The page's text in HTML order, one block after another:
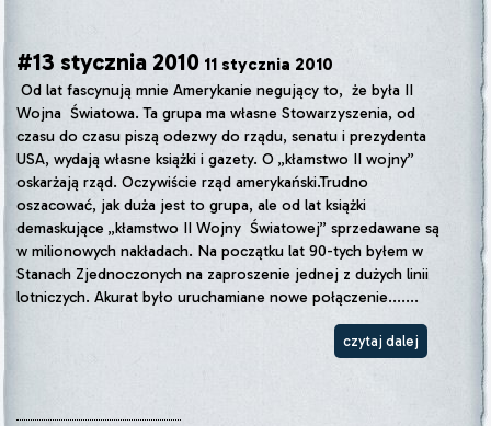
#13 stycznia 2010 11 stycznia 2010
Od lat fascynują mnie Amerykanie negujący to, że była II
Wojna Światowa. Ta grupa ma własne Stowarzyszenia, od
czasu do czasu piszą odezwy do rządu, senatu i prezydenta
USA, wydają własne książki i gazety. O „kłamstwo II wojny”
oskarżają rząd. Oczywiście rząd amerykański.Trudno
oszacować, jak duża jest to grupa, ale od lat książki
demaskujące „kłamstwo II Wojny Światowej” sprzedawane są
w milionowych nakładach. Na początku lat 90-tych byłem w
Stanach Zjednoczonych na zaproszenie jednej z dużych linii
lotniczych. Akurat było uruchamiane nowe połączenie.......
czytaj dalej